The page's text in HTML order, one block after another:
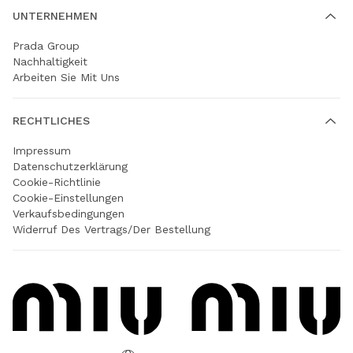
UNTERNEHMEN
Prada Group
Nachhaltigkeit
Arbeiten Sie Mit Uns
RECHTLICHES
Impressum
Datenschutzerklärung
Cookie-Richtlinie
Cookie-Einstellungen
Verkaufsbedingungen
Widerruf Des Vertrags/der Bestellung